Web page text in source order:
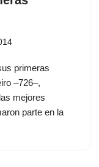
primeras
–726–,
mejores
parte en la